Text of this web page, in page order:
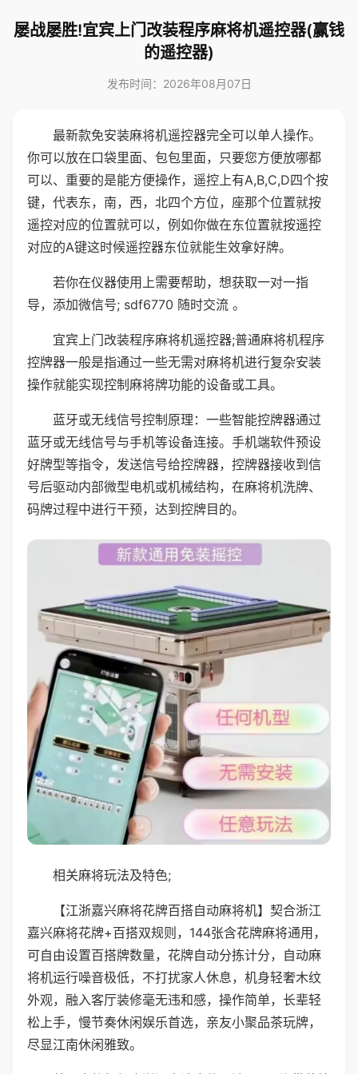
屡战屡胜!宜宾上门改装程序麻将机遥控器(赢钱
的遥控器)
发布时间：2026年08月07日
最新款免安装麻将机遥控器完全可以单人操作。
你可以放在口袋里面、包包里面，只要您方便放哪都
可以、重要的是能方便操作，遥控上有A,B,C,D四个按
键，代表东，南，西，北四个方位，座那个位置就按
遥控对应的位置就可以，例如你做在东位置就按遥控
对应的A键这时候遥控器东位就能生效拿好牌。
若你在仪器使用上需要帮助，想获取一对一指
导，添加微信号; sdf6770 随时交流 。
宜宾上门改装程序麻将机遥控器;普通麻将机程序
控牌器一般是指通过一些无需对麻将机进行复杂安装
操作就能实现控制麻将牌功能的设备或工具。
蓝牙或无线信号控制原理：一些智能控牌器通过
蓝牙或无线信号与手机等设备连接。手机端软件预设
好牌型等指令，发送信号给控牌器，控牌器接收到信
号后驱动内部微型电机或机械结构，在麻将机洗牌、
码牌过程中进行干预，达到控牌目的。
相关麻将玩法及特色;
【江浙嘉兴麻将花牌百搭自动麻将机】契合浙江
嘉兴麻将花牌+百搭双规则，144张含花牌麻将通用，
可自由设置百搭牌数量，花牌自动分拣计分，自动麻
将机运行噪音极低，不打扰家人休息，机身轻奢木纹
外观，融入客厅装修毫无违和感，操作简单，长辈轻
松上手，慢节奏休闲娱乐首选，亲友小聚品茶玩牌，
尽显江南休闲雅致。